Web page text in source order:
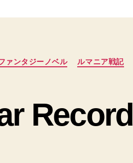
ァンタジーノベル ルマニア戦記
Record